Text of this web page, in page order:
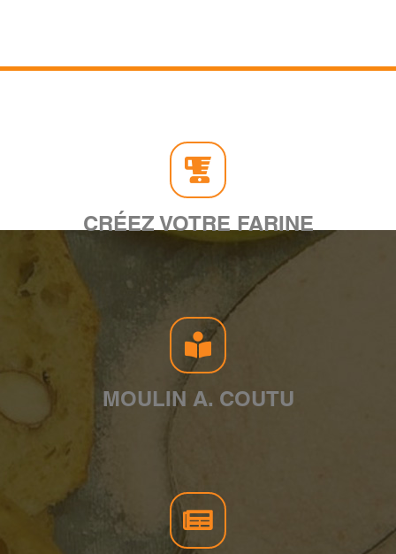
CRÉEZ VOTRE FARINE
MOULIN A. COUTU